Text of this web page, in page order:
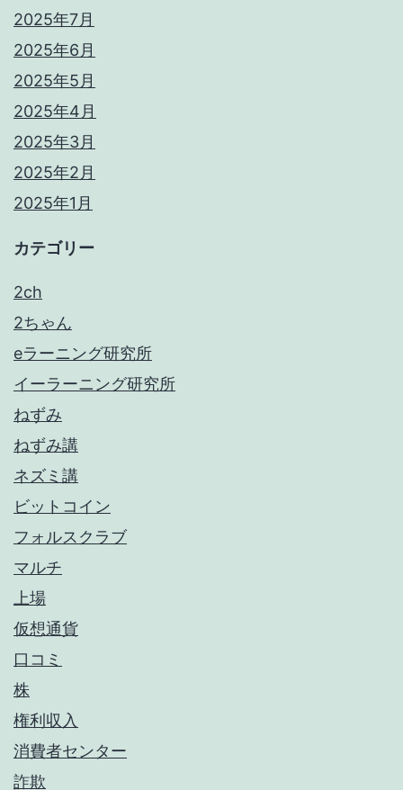
2025年7月
2025年6月
2025年5月
2025年4月
2025年3月
2025年2月
2025年1月
カテゴリー
2ch
2ちゃん
eラーニング研究所
イーラーニング研究所
ねずみ
ねずみ講
ネズミ講
ビットコイン
フォルスクラブ
マルチ
上場
仮想通貨
口コミ
株
権利収入
消費者センター
詐欺